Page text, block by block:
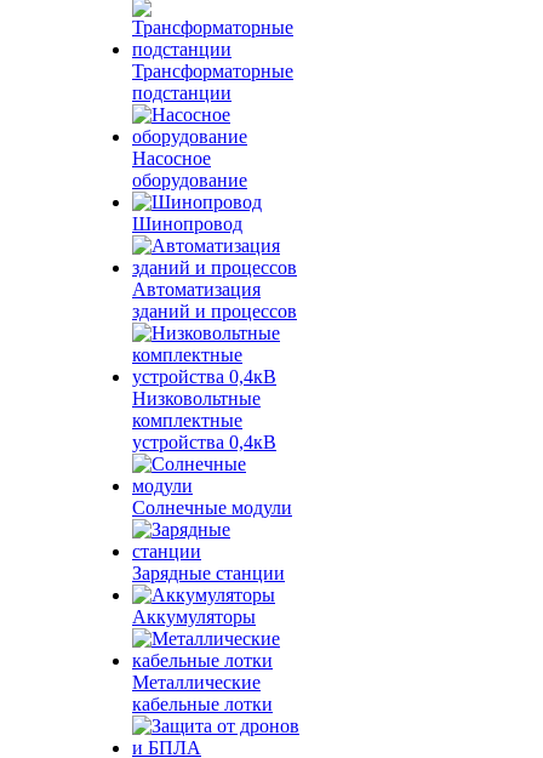
Трансформаторные
подстанции
Насосное
оборудование
Шинопровод
Автоматизация
зданий и процессов
Низковольтные
комплектные
устройства 0,4кВ
Солнечные модули
Зарядные станции
Аккумуляторы
Металлические
кабельные лотки